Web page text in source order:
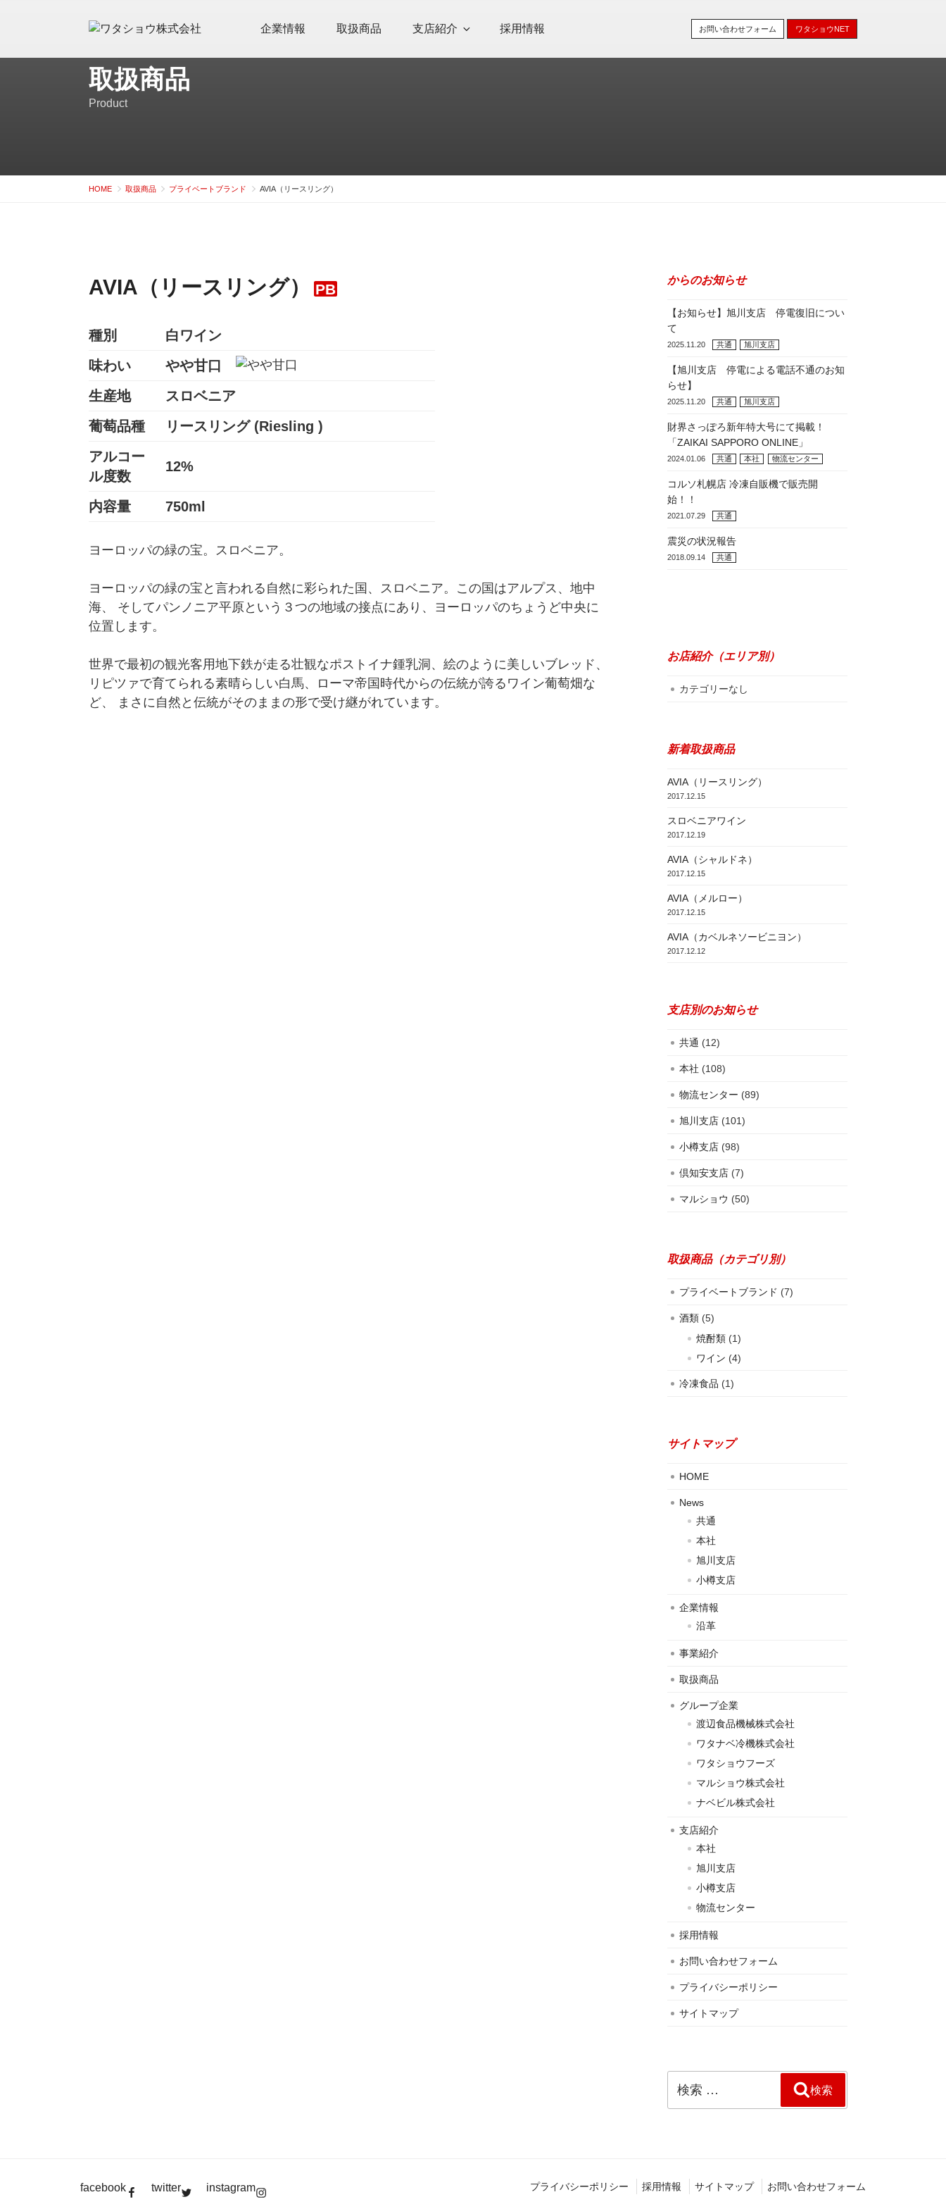
取扱商品
Product
企業情報 取扱商品 支店紹介 採用情報 お問い合わせフォーム ワタショウNET
HOME 取扱商品 プライベートブランド AVIA（リースリング）
AVIA（リースリング）
種別
白ワイン
味わい
やや甘口
生産地
スロベニア
葡萄品種
リースリング (Riesling )
アルコー
ル度数
12%
内容量 750ml
ヨーロッパの緑の宝。スロベニア。
ヨーロッパの緑の宝と言われる自然に彩られた国、スロベニア。この国はアルプス、地中
海、 そしてパンノニア平原という３つの地域の接点にあり、ヨーロッパのちょうど中央に
位置します。
世界で最初の観光客用地下鉄が走る壮観なポストイナ鍾乳洞、絵のように美しいブレッド、
リピツァで育てられる素晴らしい白馬、ローマ帝国時代からの伝統が誇るワイン葡萄畑な
ど、 まさに自然と伝統がそのままの形で受け継がれています。
からのお知らせ
【お知らせ】旭川支店 停電復旧につい
て
2025.11.20 共通 旭川支店
【旭川支店 停電による電話不通のお知
らせ】
2025.11.20 共通 旭川支店
財界さっぽろ新年特大号にて掲載！
「ZAIKAI SAPPORO ONLINE」
2024.01.06 共通 本社 物流センター
コルソ札幌店 冷凍自販機で販売開
始！！
2021.07.29 共通
震災の状況報告
2018.09.14 共通
お店紹介（エリア別）
カテゴリーなし
新着取扱商品
AVIA（リースリング）
2017.12.15
スロベニアワイン
2017.12.19
AVIA（シャルドネ）
2017.12.15
AVIA（メルロー）
2017.12.15
AVIA（カベルネソービニヨン）
2017.12.12
支店別のお知らせ
共通 (12)
本社 (108)
物流センター (89)
旭川支店 (101)
小樽支店 (98)
倶知安支店 (7)
マルショウ (50)
取扱商品（カテゴリ別）
プライベートブランド (7)
酒類 (5)
焼酎類 (1)
ワイン (4)
冷凍食品 (1)
サイトマップ
HOME
News
共通
本社
旭川支店
小樽支店
企業情報
沿革
事業紹介
取扱商品
グループ企業
渡辺食品機械株式会社
ワタナベ冷機株式会社
ワタショウフーズ
マルショウ株式会社
ナベビル株式会社
支店紹介
本社
旭川支店
小樽支店
物流センター
採用情報
お問い合わせフォーム
プライバシーポリシー
サイトマップ
索:
検索
facebook twitter instagram プライバシーポリシー 採用情報 サイトマップ お問い合わせフォーム